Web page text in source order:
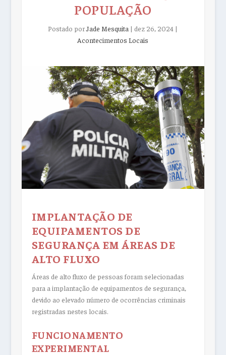
POPULAÇÃO
Postado porJade Mesquita |dez 26, 2024 |
Acontecimentos Locais
IMPLANTAÇÃO DE
EQUIPAMENTOS DE
SEGURANÇA EM ÁREAS DE
ALTO FLUXO
Áreas de alto fluxo de pessoas foram selecionadas
para a implantação de equipamentos de segurança,
devido ao elevado número de ocorrências criminais
registradas nestes locais.
FUNCIONAMENTO
EXPERIMENTAL